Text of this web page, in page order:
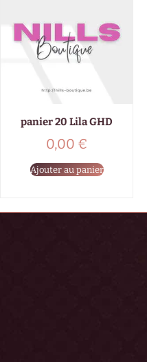
panier 20 Lila GHD
0,00 €
Ajouter au panier